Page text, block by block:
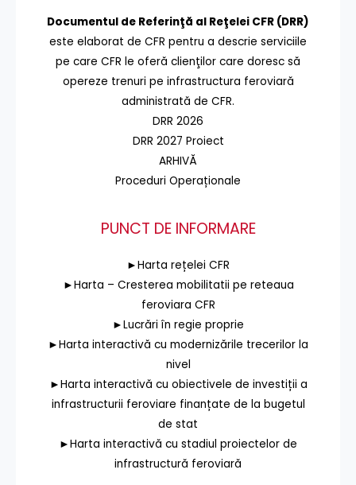
Documentul de Referinţă al Reţelei CFR (DRR)
este elaborat de CFR pentru a descrie serviciile
pe care CFR le oferă clienţilor care doresc să
opereze trenuri pe infrastructura feroviară
administrată de CFR.
DRR 2026
DRR 2027 Proiect
ARHIVĂ
Proceduri Operaționale
PUNCT DE INFORMARE
►Harta rețelei CFR
►Harta – Cresterea mobilitatii pe reteaua
feroviara CFR
►Lucrări în regie proprie
►Harta interactivă cu modernizările trecerilor la
nivel
►Harta interactivă cu obiectivele de investiții a
infrastructurii feroviare finanțate de la bugetul
de stat
►Harta interactivă cu stadiul proiectelor de
infrastructură feroviară